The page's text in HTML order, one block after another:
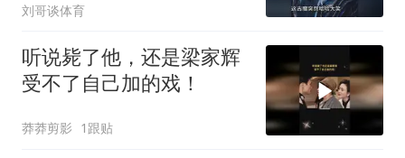
刘哥谈体育
听说毙了他，还是梁家辉
受不了自己加的戏！
莽莽剪影 1跟贴